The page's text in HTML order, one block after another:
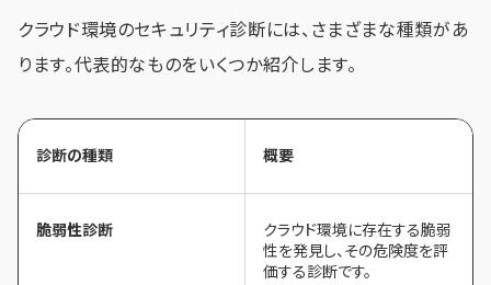
クラウド環境のセキュリティ診断には、さまざまな種類があ
ります。代表的なものをいくつか紹介します。
診断の種類 概要
脆弱性診断
クラウド環境に存在する脆弱
性を発見し、その危険度を評
価する診断です。